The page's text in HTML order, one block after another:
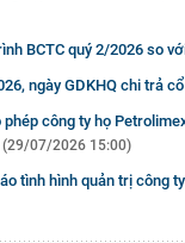
BCTC quý 2/2026 so
ngày GDKHQ chi trả
phép công ty họ
(29/07/2026 15:00)
tình hình quản trị công